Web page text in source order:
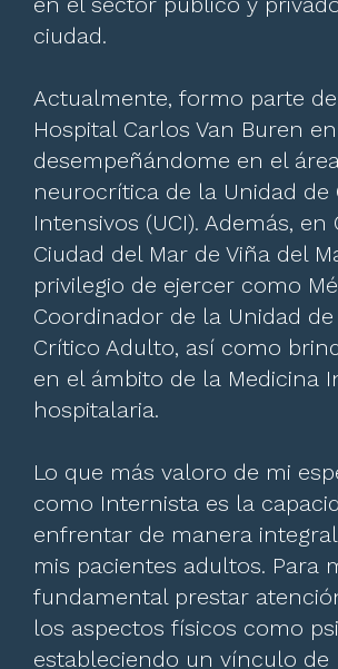
ciudad.
Actualmente, formo parte
Hospital Carlos Van Buren
desempeñándome en el
neurocrítica de la Unidad de
Intensivos (UCI). Además, en
Ciudad del Mar de Viña del
privilegio de ejercer como
Coordinador de la Unidad de
Crítico Adulto, así como
en el ámbito de la Medicina
hospitalaria.
Lo que más valoro de mi
como Internista es la
enfrentar de manera
mis pacientes adultos. Para
fundamental prestar
los aspectos físicos como
estableciendo un vínculo de